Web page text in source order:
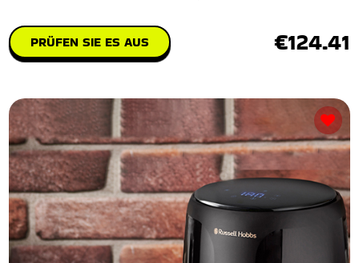
PRÜFEN SIE ES AUS €124.41